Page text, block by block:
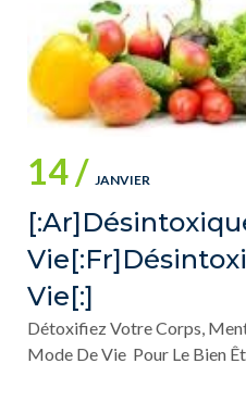
14 / JANVIER
Vie[:]
Détoxifiez Votre Corps,
Mode De Vie Pour Le Bien